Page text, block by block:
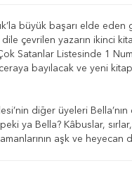
büyük başarı elde
çevrilen yazarın ikinci
Satanlar Listesinde 1
bayılacak ve yeni
diğer üyeleri
ya Bella? Kâbuslar,
aşk ve